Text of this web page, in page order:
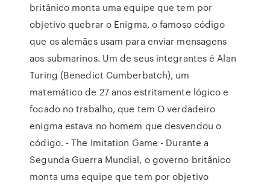
britânico monta uma equipe que tem por
objetivo quebrar o Enigma, o famoso código
que os alemães usam para enviar mensagens
aos submarinos. Um de seus integrantes é Alan
Turing (Benedict Cumberbatch), um
matemático de 27 anos estritamente lógico e
focado no trabalho, que tem O verdadeiro
enigma estava no homem que desvendou o
código. - The Imitation Game - Durante a
Segunda Guerra Mundial, o governo britânico
monta uma equipe que tem por objetivo